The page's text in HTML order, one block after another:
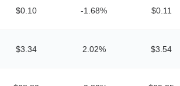
$0.10 -1.68% $0.11
$3.34 2.02% $3.54